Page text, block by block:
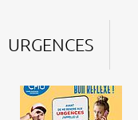
URGENCES